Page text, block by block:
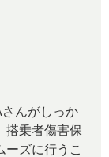
んがしっか
搭乗者傷害保
ーズに行うこ